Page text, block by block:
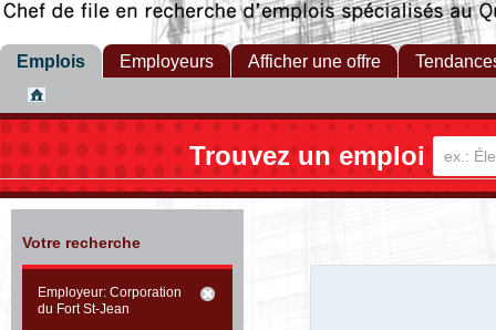
Emplois Employeurs Afficher une offre
Trouvez un emploi
Votre recherche
Employeur: Corporation
du Fort St-Jean